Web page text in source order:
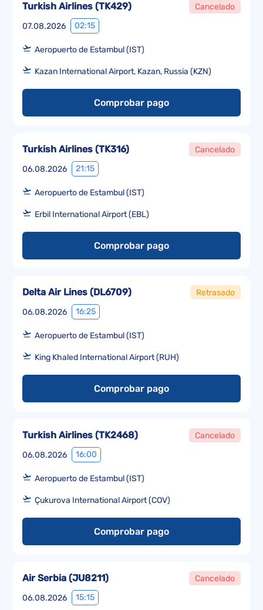
07.08.2026 02:15
Turkish Airlines (TK429) Cancelado
Aeropuerto de Estambul (IST)
Kazan International Airport, Kazan, Russia (KZN)
Comprobar pago
06.08.2026 21:15
Turkish Airlines (TK316) Cancelado
Aeropuerto de Estambul (IST)
Erbil International Airport (EBL)
Comprobar pago
06.08.2026 16:25
Delta Air Lines (DL6709) Retrasado
Aeropuerto de Estambul (IST)
King Khaled International Airport (RUH)
Comprobar pago
06.08.2026 16:00
Turkish Airlines (TK2468) Cancelado
Aeropuerto de Estambul (IST)
Çukurova International Airport (COV)
Comprobar pago
06.08.2026 15:15
Air Serbia (JU8211) Cancelado